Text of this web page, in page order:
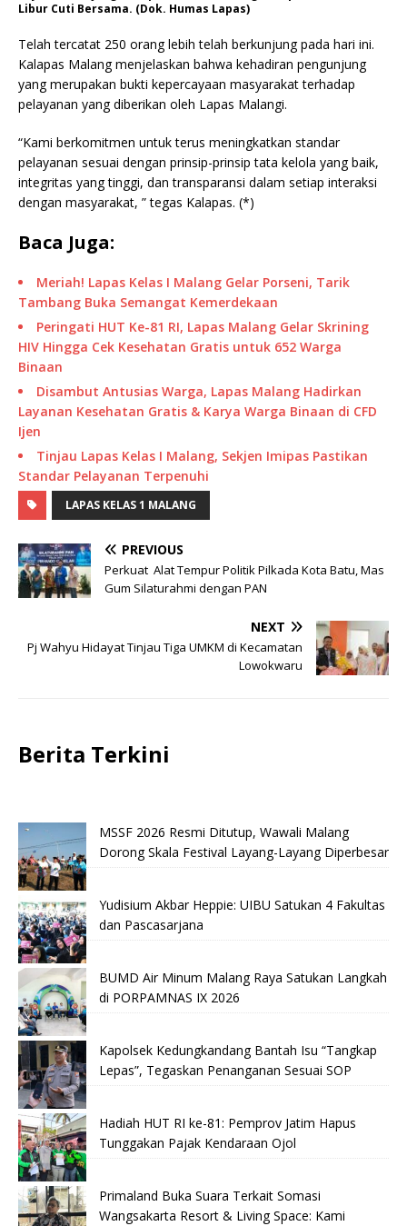
Libur Cuti Bersama. (Dok. Humas Lapas)
Telah tercatat 250 orang lebih telah berkunjung pada hari ini.
Kalapas Malang menjelaskan bahwa kehadiran pengunjung
yang merupakan bukti kepercayaan masyarakat terhadap
pelayanan yang diberikan oleh Lapas Malangi.
“Kami berkomitmen untuk terus meningkatkan standar
pelayanan sesuai dengan prinsip-prinsip tata kelola yang baik,
integritas yang tinggi, dan transparansi dalam setiap interaksi
dengan masyarakat, ” tegas Kalapas. (*)
Baca Juga:
Meriah! Lapas Kelas I Malang Gelar Porseni, Tarik
Tambang Buka Semangat Kemerdekaan
Peringati HUT Ke-81 RI, Lapas Malang Gelar Skrining
HIV Hingga Cek Kesehatan Gratis untuk 652 Warga
Binaan
Disambut Antusias Warga, Lapas Malang Hadirkan
Layanan Kesehatan Gratis & Karya Warga Binaan di CFD
Ijen
Tinjau Lapas Kelas I Malang, Sekjen Imipas Pastikan
Standar Pelayanan Terpenuhi
LAPAS KELAS 1 MALANG
PREVIOUS
Perkuat Alat Tempur Politik Pilkada Kota Batu, Mas
Gum Silaturahmi dengan PAN
NEXT
Pj Wahyu Hidayat Tinjau Tiga UMKM di Kecamatan
Lowokwaru
Berita Terkini
MSSF 2026 Resmi Ditutup, Wawali Malang
Dorong Skala Festival Layang-Layang Diperbesar
Yudisium Akbar Heppie: UIBU Satukan 4 Fakultas
dan Pascasarjana
BUMD Air Minum Malang Raya Satukan Langkah
di PORPAMNAS IX 2026
Kapolsek Kedungkandang Bantah Isu “Tangkap
Lepas”, Tegaskan Penanganan Sesuai SOP
Hadiah HUT RI ke-81: Pemprov Jatim Hapus
Tunggakan Pajak Kendaraan Ojol
Primaland Buka Suara Terkait Somasi
Wangsakarta Resort & Living Space: Kami